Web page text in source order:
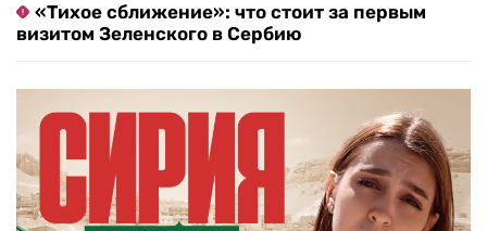
«Тихое сближение»: что стоит за первым
визитом Зеленского в Сербию